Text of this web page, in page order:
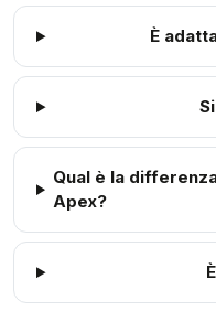
È
Qual è la
Apex?